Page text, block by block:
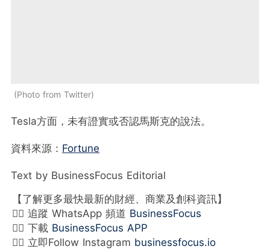
Photo from Twitter
Tesla方面，未有證實或否認馬斯克的說法。
資料來源： Fortune
Text by BusinessFocus Editorial
【了解更多最快最新的財經、商業及創科資訊】
👉🏻 追蹤 WhatsApp 頻道 BusinessFocus
👉🏻 下載 BusinessFocus APP
👉🏻 立即Follow Instagram businessfocus.io